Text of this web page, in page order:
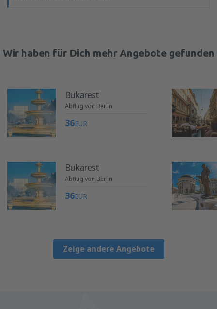
Wir haben für Dich mehr Angebote gefunden
Bukarest
Abflug von Berlin
36EUR
Bukarest
Abflug von Berlin
36EUR
Zeige andere Angebote